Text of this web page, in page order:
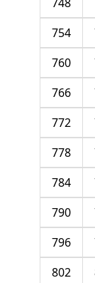
754
760
766
772
778
784
790
796
802